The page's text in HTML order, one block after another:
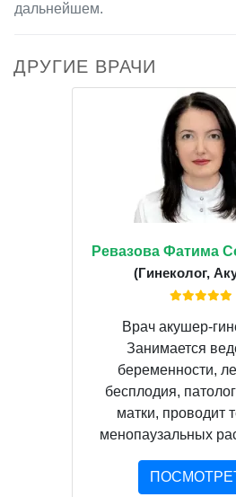
дальнейшем.
ДРУГИЕ ВРАЧИ
Ревазова Фатима
(Гинеколог,
Врач акушер-
Занимается
беременности,
бесплодия,
матки, проводит
менопаузальных